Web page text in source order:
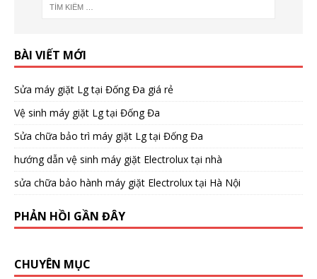
BÀI VIẾT MỚI
Sửa máy giặt Lg tại Đống Đa giá rẻ
Vệ sinh máy giặt Lg tại Đống Đa
Sửa chữa bảo trì máy giặt Lg tại Đống Đa
hướng dẫn vệ sinh máy giặt Electrolux tại nhà
sửa chữa bảo hành máy giặt Electrolux tại Hà Nội
PHẢN HỒI GẦN ĐÂY
CHUYÊN MỤC